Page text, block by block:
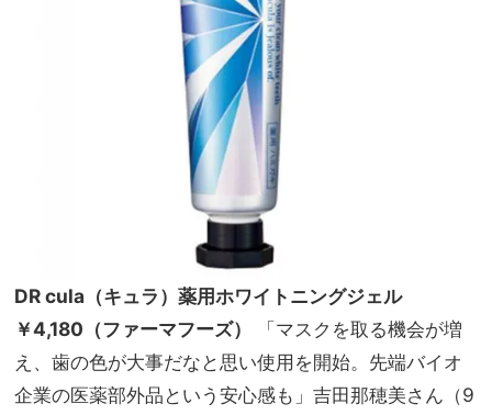
DR cula（キュラ）薬用ホワイトニングジェル
￥4,180（ファーマフーズ）
「マスクを取る機会が増
え、歯の色が大事だなと思い使用を開始。先端バイオ
企業の医薬部外品という安心感も」吉田那穂美さん（9